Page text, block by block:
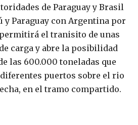
de Paraguay y Brasil
y Paraguay con Argentina por
permitirá el tranisito de unas
carga y abre la posibilidad
las 600.000 toneladas que
puertos sobre el rio
en el tramo compartido.